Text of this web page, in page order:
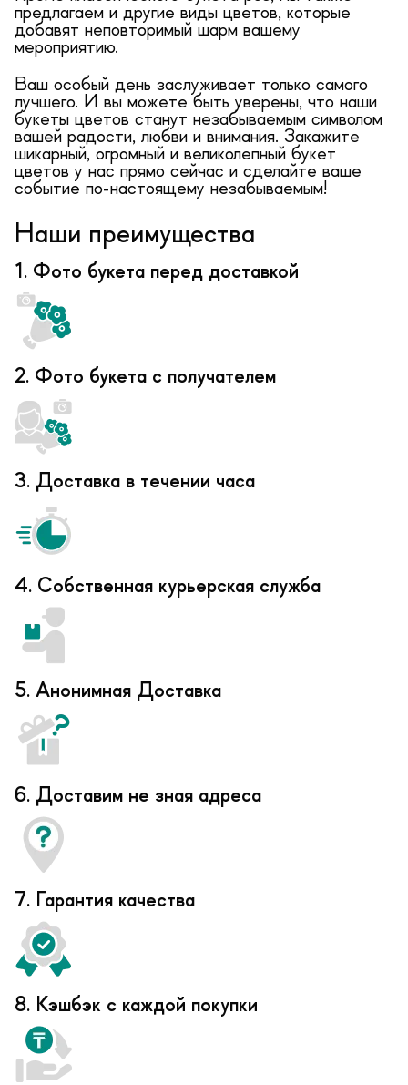
предлагаем и другие виды цветов, которые
добавят неповторимый шарм вашему
мероприятию.
Ваш особый день заслуживает только самого
лучшего. И вы можете быть уверены, что наши
букеты цветов станут незабываемым символом
вашей радости, любви и внимания. Закажите
шикарный, огромный и великолепный букет
цветов у нас прямо сейчас и сделайте ваше
событие по-настоящему незабываемым!
Наши преимущества
1. Фото букета перед доставкой
2. Фото букета с получателем
3. Доставка в течении часа
4. Собственная курьерская служба
5. Анонимная Доставка
6. Доставим не зная адреса
7. Гарантия качества
8. Кэшбэк с каждой покупки